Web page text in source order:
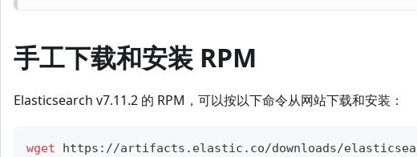
手工下载和安装 RPM
Elasticsearch v7.11.2 的 RPM，可以按以下命令从网站下载和安装：
wget https://artifacts.elastic.co/downloads/